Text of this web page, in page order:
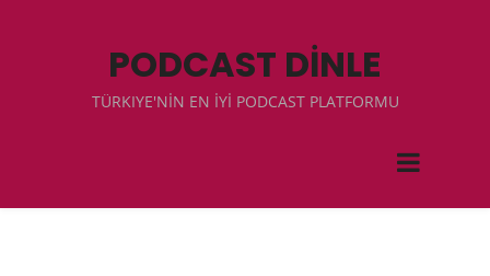
PODCAST DİNLE
TÜRKIYE'NİN EN İYİ PODCAST PLATFORMU